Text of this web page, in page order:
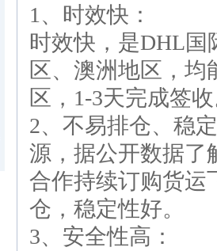
1、时效快：
时效快，是DHL国
区、澳洲地区，均
区，1-3天完成签
2、不易排仓、稳
源，据公开数据了
合作持续订购货运
仓，稳定性好。
3、安全性高：